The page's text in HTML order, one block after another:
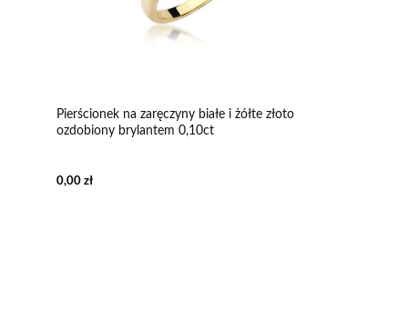
Pierścionek na zaręczyny białe i żółte złoto
ozdobiony brylantem 0,10ct
0,00 zł